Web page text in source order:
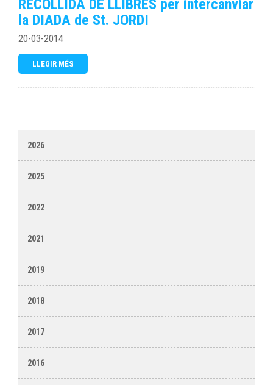
RECOLLIDA DE LLIBRES per intercanviar
la DIADA de St. JORDI
20-03-2014
LLEGIR MÉS
2026
2025
2022
2021
2019
2018
2017
2016